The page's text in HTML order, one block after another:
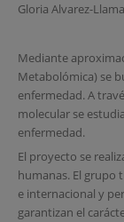
Gloria Alvarez-
Mediante
Metabolómica) se
enfermedad. A
molecular se
enfermedad.
El proyecto se
humanas. El grupo
e internacional y
garantizan el